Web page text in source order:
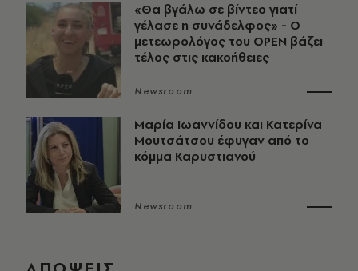
«Θα βγάλω σε βίντεο γιατί
γέλασε η συνάδελφος» - Ο
μετεωρολόγος του OPEN βάζει
τέλος στις κακοήθειες
Newsroom
Μαρία Ιωαννίδου και Κατερίνα
Μουτσάτσου έφυγαν από το
κόμμα Καρυστιανού
Newsroom